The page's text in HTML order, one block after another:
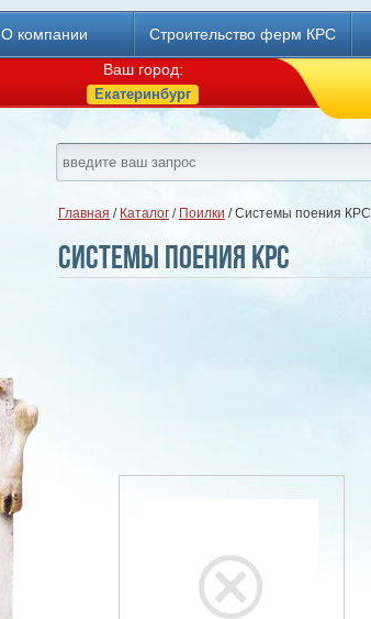
О компании Строительство ферм КРС
Ваш город:
Екатеринбург
Главная / Каталог / Поилки / Системы поения КРС
Системы поения КРС